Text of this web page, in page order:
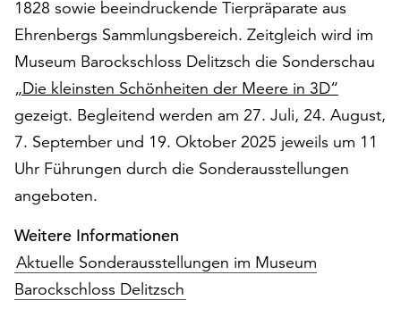
Ihr
Einverständnis
jederzeit
ändern
und
widerrufen.
Dafür
steht
am
Ende
der
Seite
die
Schaltfläche
1828 sowie beeindruckende Tierpräparate aus
Ehrenbergs Sammlungsbereich. Zeitgleich wird im
Museum Barockschloss Delitzsch die Sonderschau
„Die kleinsten Schönheiten der Meere in 3D“
gezeigt. Begleitend werden am 27. Juli, 24. August,
7. September und 19. Oktober 2025 jeweils um 11
Uhr Führungen durch die Sonderausstellungen
angeboten.
Weitere Informationen
Aktuelle Sonderausstellungen im Museum
Barockschloss Delitzsch